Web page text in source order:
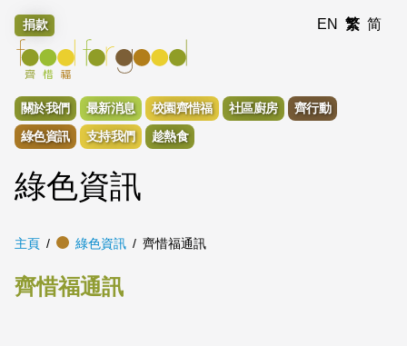
捐款 EN 繁 简
關於我們 最新消息 校園齊惜福 社區廚房
齊行動
綠色資訊
支持我們 趁熱食
綠色資訊
主頁 綠色資訊 齊惜福通訊
齊惜福通訊